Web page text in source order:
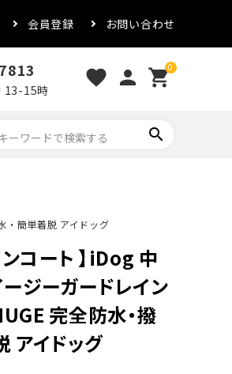
会員登録 お問い合わせ
13-15時
favorite person 0
shopping_cart
search
・簡単着脱 アイドッグ
ンコート 】iDog 中
ジーガードレイン
完全防水・撥
アイドッグ